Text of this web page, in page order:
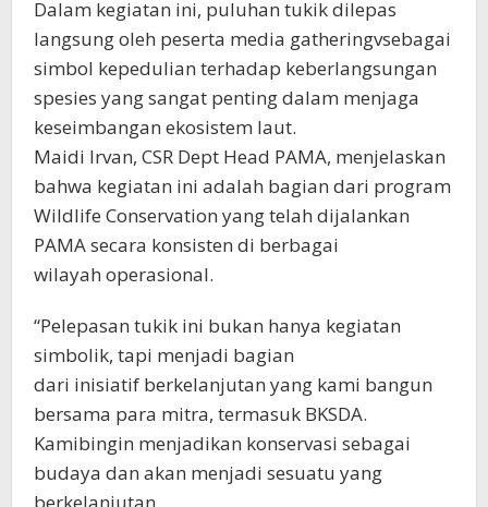
Dalam kegiatan ini, puluhan tukik dilepas
langsung oleh peserta media gatheringvsebagai
simbol kepedulian terhadap keberlangsungan
spesies yang sangat penting dalam menjaga
keseimbangan ekosistem laut.
Maidi Irvan, CSR Dept Head PAMA, menjelaskan
bahwa kegiatan ini adalah bagian dari program
Wildlife Conservation yang telah dijalankan
PAMA secara konsisten di berbagai
wilayah operasional.
“Pelepasan tukik ini bukan hanya kegiatan
simbolik, tapi menjadi bagian
dari inisiatif berkelanjutan yang kami bangun
bersama para mitra, termasuk BKSDA.
Kamibingin menjadikan konservasi sebagai
budaya dan akan menjadi sesuatu yang